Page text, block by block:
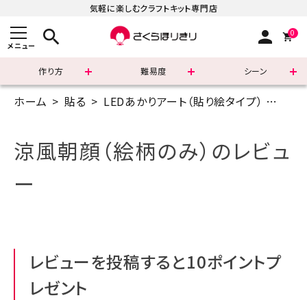
気軽に楽しむクラフトキット専門店
メニュー search person 0
作り方 難易度 シーン
まずはこちら
診断チャート
ホーム 貼る LEDあかりアート（貼り絵タイプ）
涼風朝顔（絵柄のみ）のレビュ
ー
レビューを投稿すると10ポイントプ
レゼント